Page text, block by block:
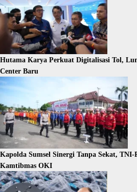
Hutama Karya Perkuat Digitalisasi Tol,
Center Baru
Kapolda Sumsel Sinergi Tanpa Sekat,
Kamtibmas OKI